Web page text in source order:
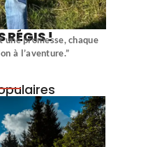
RÉGIS !
une promesse, chaque
à l’aventure.”